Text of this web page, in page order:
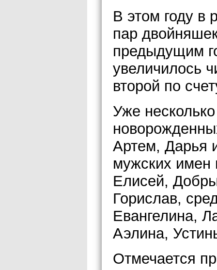
В этом году в
пар
предыдущим
увеличилось
второй по
Уже
Артем, Дарья
мужских имен
Елисей,
Горислав,
Евангелина,
Аэлина,
Отмечается